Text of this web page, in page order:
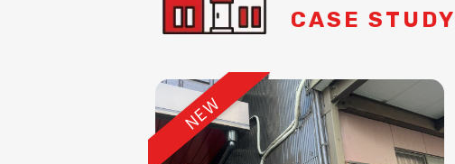
CASE STUDY
NEW